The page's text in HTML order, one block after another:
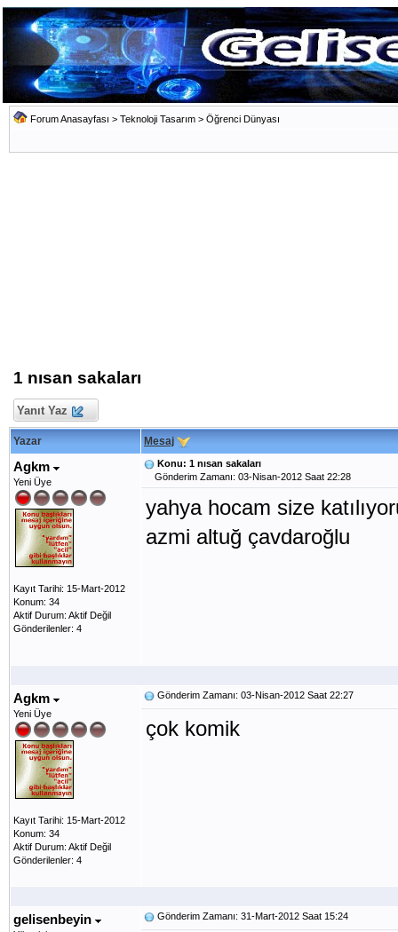
Forum Anasayfası > Teknoloji Tasarım > Öğrenci Dünyası
1 nısan sakaları
Yanıt Yaz
Yazar Mesaj
Agkm
Yeni Üye
Kayıt Tarihi: 15-Mart-2012
Konum: 34
Aktif Durum: Aktif Değil
Gönderilenler: 4
Konu: 1 nısan sakaları
Gönderim Zamanı: 03-Nisan-2012 Saat 22:28
yahya hocam size
azmi altuğ çavdaroğlu
Agkm
Yeni Üye
Kayıt Tarihi: 15-Mart-2012
Konum: 34
Aktif Durum: Aktif Değil
Gönderilenler: 4
Gönderim Zamanı: 03-Nisan-2012 Saat 22:27
çok komik
gelisenbeyin Gönderim Zamanı: 31-Mart-2012 Saat 15:24